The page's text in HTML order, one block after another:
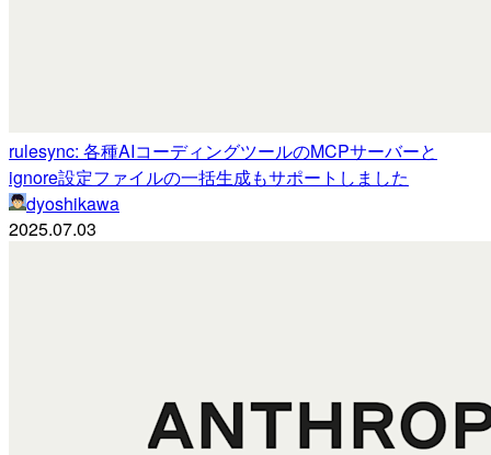
rulesync: 各種AIコーディングツールのMCPサーバーと
ignore設定ファイルの一括生成もサポートしました
dyoshikawa
2025.07.03